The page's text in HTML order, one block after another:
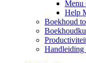
Menu
Help
Boekhoud
Handleiding